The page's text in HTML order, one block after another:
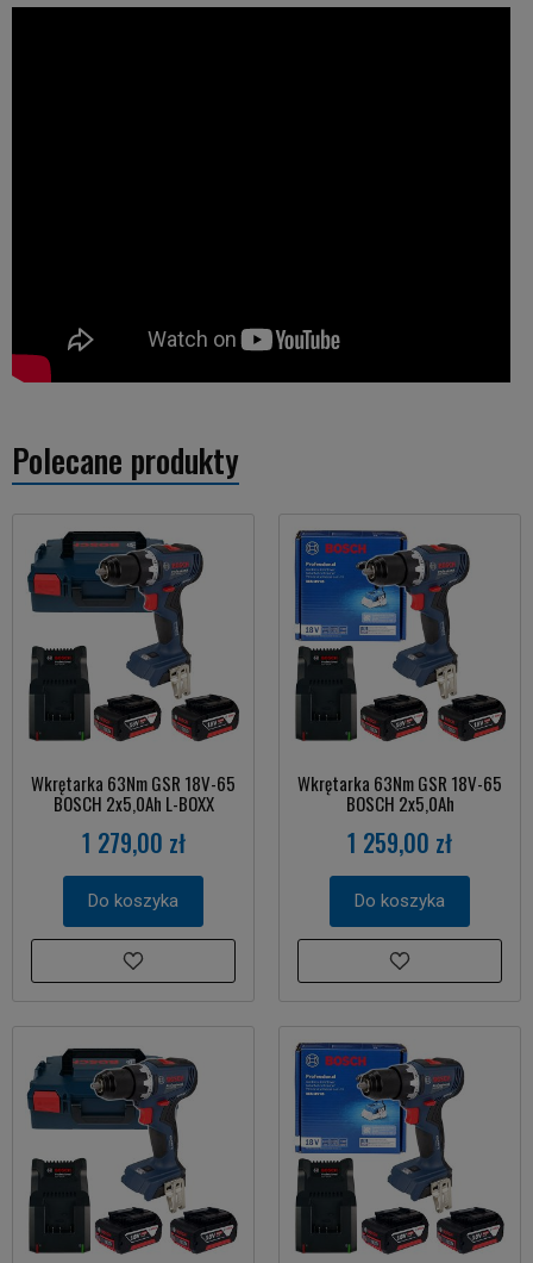
Polecane produkty
Wkrętarka 63Nm GSR 18V-65
BOSCH 2x5,0Ah L-BOXX
1 279,00 zł
Do koszyka
Wkrętarka 63Nm GSR 18V-65
BOSCH 2x5,0Ah
1 259,00 zł
Do koszyka